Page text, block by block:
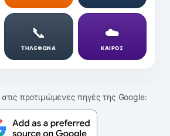
📞
ΤΗΛΕΦΩΝΑ
☁️
ΚΑΙΡΟΣ
προτιμώμενες πηγές της Google: